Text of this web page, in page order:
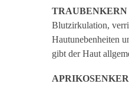
TRAUBENKERN
Blutzirkulation,
Hautunebenheiten
gibt der Haut